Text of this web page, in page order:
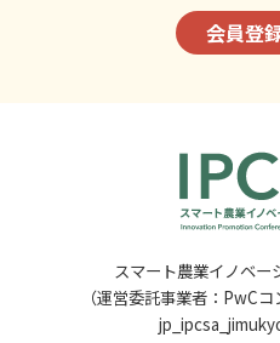
会員登
スマート農業イノベー
（運営委託事業者：PwC